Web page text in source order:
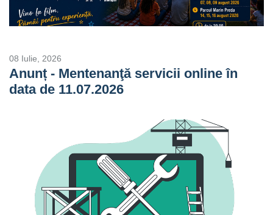
08 Iulie, 2026
Anunț - Mentenanţă servicii online în
data de 11.07.2026